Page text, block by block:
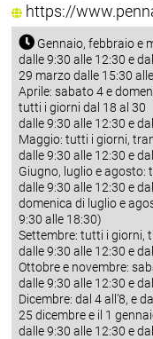
https://
Gennaio, febbraio e
dalle 9:30 alle 12:30 e
29 marzo dalle 15:30
Aprile: sabato 4 e
tutti i giorni dal 18 al 30
dalle 9:30 alle 12:30 e
Maggio: tutti i giorni,
dalle 9:30 alle 12:30 e
Giugno, luglio e agosto:
dalle 9:30 alle 12:30 e
domenica di luglio e
9:30 alle 18:30)
Settembre: tutti i giorni,
dalle 9:30 alle 12:30 e
Ottobre e novembre:
dalle 9:30 alle 12:30 e
Dicembre: dal 4 all’8, e
25 dicembre e il 1
dalle 9:30 alle 12:30 e